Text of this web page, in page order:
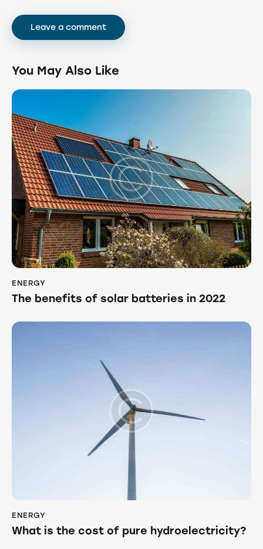
You May Also Like
ENERGY
The benefits of solar batteries in 2022
ENERGY
What is the cost of pure hydroelectricity?